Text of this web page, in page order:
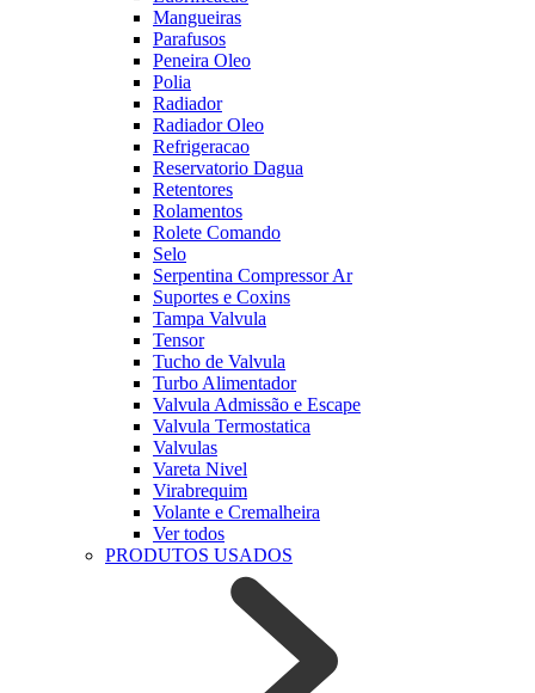
Mangueiras
Parafusos
Peneira Oleo
Polia
Radiador
Radiador Oleo
Refrigeracao
Reservatorio Dagua
Retentores
Rolamentos
Rolete Comando
Selo
Serpentina Compressor Ar
Suportes e Coxins
Tampa Valvula
Tensor
Tucho de Valvula
Turbo Alimentador
Valvula Admissão e Escape
Valvula Termostatica
Valvulas
Vareta Nivel
Virabrequim
Volante e Cremalheira
Ver todos
PRODUTOS USADOS